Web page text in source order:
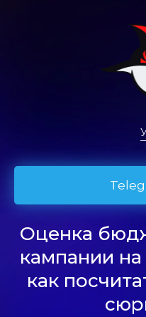
Оценка
кампании
как